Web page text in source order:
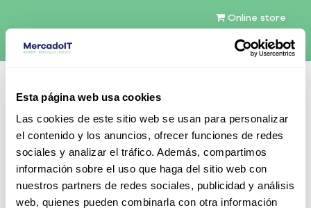
Esta página web usa cookies
Las cookies de este sitio web se usan para personalizar
el contenido y los anuncios, ofrecer funciones de redes
sociales y analizar el tráfico. Además, compartimos
información sobre el uso que haga del sitio web con
nuestros partners de redes sociales, publicidad y análisis
web, quienes pueden combinarla con otra información
Online store
English (US)
Contact Us
All Products